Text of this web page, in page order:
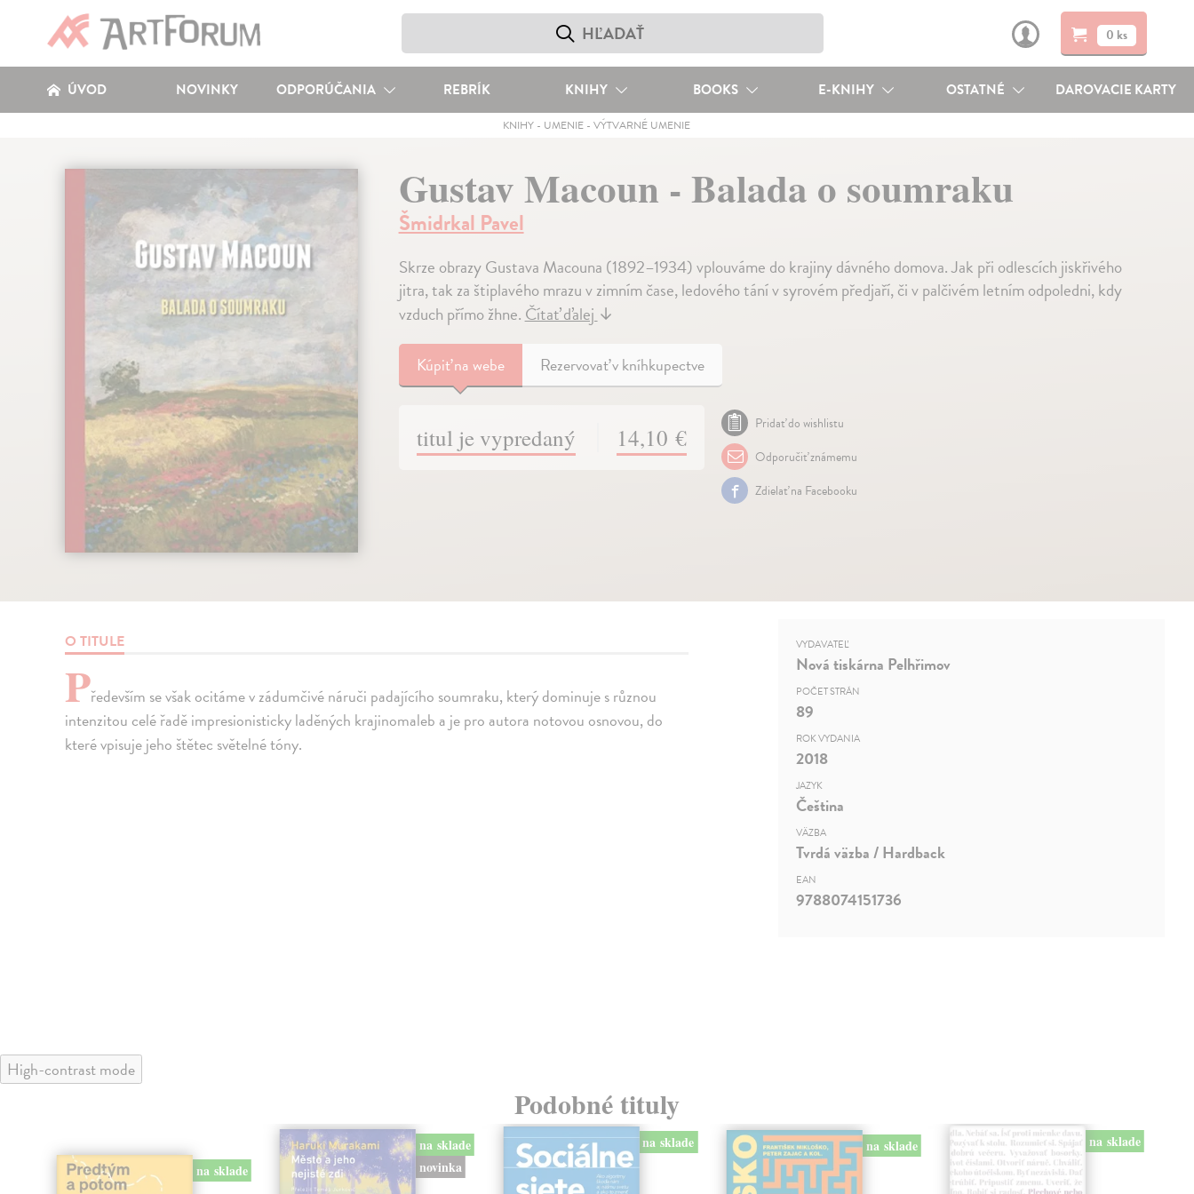
0 ks
ÚVOD NOVINKY ODPORÚČANIA REBRÍK KNIHY BOOKS E-KNIHY OSTATNÉ DAROVACIE KARTY
KNIHY - UMENIE -VÝTVARNÉ UMENIE
Gustav Macoun - Balada o soumraku
Šmidrkal Pavel
Skrze obrazy Gustava Macouna (1892–1934) vplouváme do krajiny dávného domova. Jak při odlescích jiskřivého
jitra, tak za štiplavého mrazu v zimním čase, ledového tání v syrovém předjaří, či v palčivém letním odpoledni, kdy
vzduch přímo žhne.Čítať ďalej↓
Kúpiťna webe Rezervovať v kníhkupectve
titul je vypredaný 14,10 €
Pridať do wishlistu
Odporučiť známemu
Zdielať na Facebooku
O TITULE
Především se však ocitáme v zádumčivé náruči padajícího soumraku, který dominuje s různou
intenzitou celé řadě impresionisticky laděných krajinomaleb a je pro autora notovou osnovou, do
které vpisuje jeho štětec světelné tóny.
VYDAVATEĽ
Nová tiskárna Pelhřimov
POČET STRÁN
89
ROK VYDANIA
2018
JAZYK
Čeština
VÄZBA
Tvrdá väzba / Hardback
EAN
9788074151736
High-contrast mode
Podobné tituly
na sklade
na sklade
novinka
na sklade na sklade na sklade